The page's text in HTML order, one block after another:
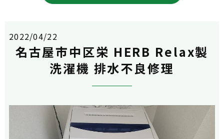
2022/04/22
名古屋市中区栄 HERB Relax製
洗濯機 排水不良修理